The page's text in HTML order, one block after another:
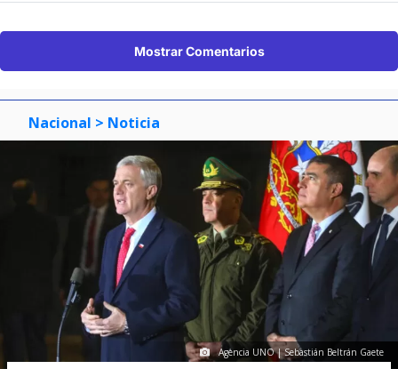
Mostrar Comentarios
Nacional > Noticia
Agencia UNO | Sebastián Beltrán Gaete